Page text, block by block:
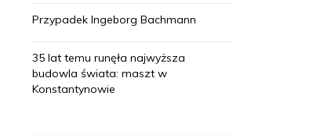
Przypadek Ingeborg Bachmann
35 lat temu runęła najwyższa
budowla świata: maszt w
Konstantynowie